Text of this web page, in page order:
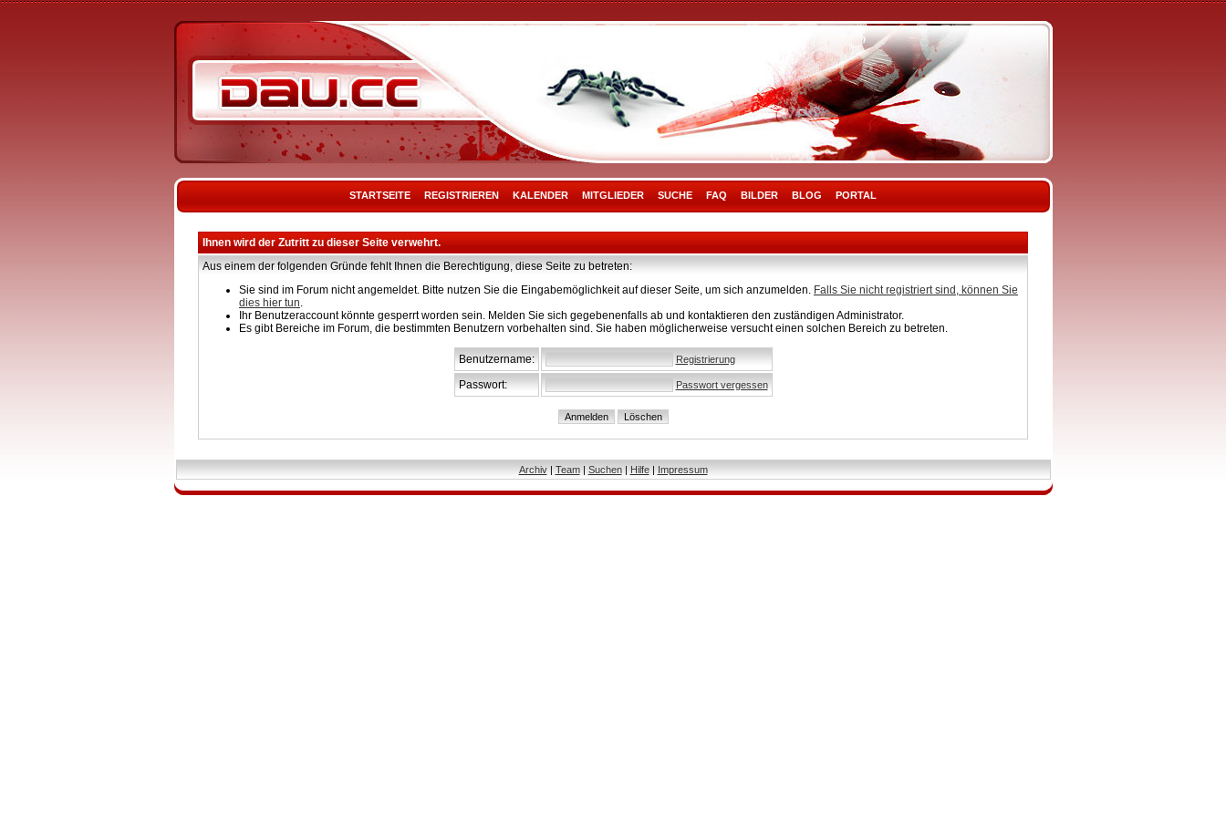
STARTSEITE REGISTRIEREN KALENDER MITGLIEDER SUCHE FAQ BILDER BLOG PORTAL
Ihnen wird der Zutritt zu dieser Seite verwehrt.
Aus einem der folgenden Gründe fehlt Ihnen die Berechtigung, diese Seite zu betreten:
Sie sind im Forum nicht angemeldet. Bitte nutzen Sie die Eingabemöglichkeit auf dieser Seite, um sich anzumelden. Falls Sie nicht registriert sind, können Sie
dies hier tun.
Ihr Benutzeraccount könnte gesperrt worden sein. Melden Sie sich gegebenenfalls ab und kontaktieren den zuständigen Administrator.
Es gibt Bereiche im Forum, die bestimmten Benutzern vorbehalten sind. Sie haben möglicherweise versucht einen solchen Bereich zu betreten.
Benutzername: Registrierung
Passwort: Passwort vergessen
Archiv| Team| Suchen| Hilfe| Impressum